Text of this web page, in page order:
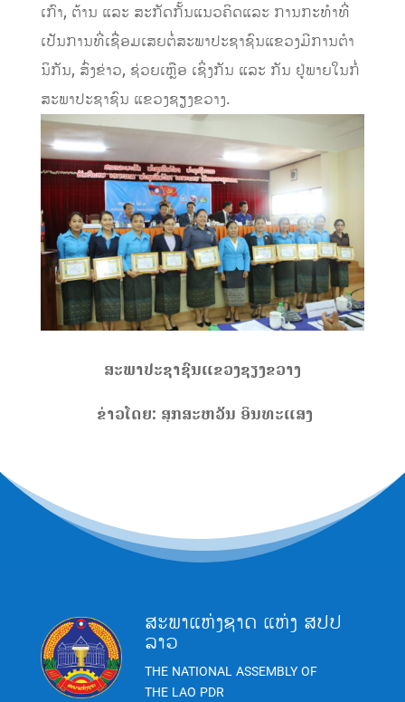
ເກົາ, ຕ້ານ ​ແລະ ສະກັດ​ກັ້ນ​ແນວ​ຄິດແລ​ະ ການ​ກະທໍາ​ທີ່​
ເປັນ​ການ​ທີ່​ເຊື່ອມ​ເສຍ​ຕໍ່​ສະພາ​ປະຊາຊົນ​ແຂວງມີ​ການ​ຕໍາ​
ນິກັນ, ສົ່ງ​ຂ່າວ, ​ຊ່ວຍ​ເຫຼືອ ​ເຊິ່ງກັນ ​ແລະ ກັນ ​ຢູ່​ພາຍ​ໃນ​ກໍ່​
ສະພາ​ປະຊາຊົນ ​ແຂວງ​ຊຽງ​ຂວາງ.
ສະພາປະຊາຊົນແຂວງຊຽງຂວາງ
ຂ່າວໂດຍ: ສຸກສະຫວັນ ອິນທະແສງ
ສະພາແຫ່ງຊາດ ແຫ່ງ ສປປ
ລາວ
THE NATIONAL ASSEMBLY OF
THE LAO PDR